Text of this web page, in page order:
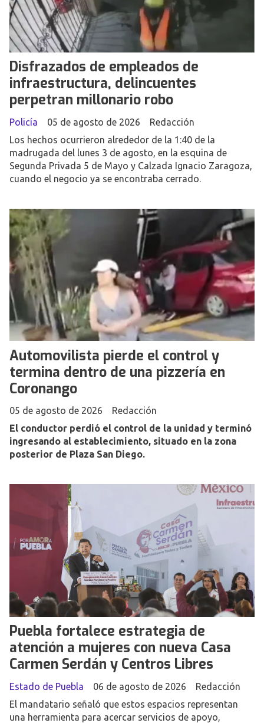
Disfrazados de empleados de
infraestructura, delincuentes
perpetran millonario robo
Redacción
Policía
05 de agosto de 2026
Los hechos ocurrieron alrededor de la 1:40 de la
madrugada del lunes 3 de agosto, en la esquina de
Segunda Privada 5 de Mayo y Calzada Ignacio Zaragoza,
cuando el negocio ya se encontraba cerrado.
Automovilista pierde el control y
termina dentro de una pizzería en
Coronango
Redacción
05 de agosto de 2026
El conductor perdió el control de la unidad y terminó
ingresando al establecimiento, situado en la zona
posterior de Plaza San Diego.
Puebla fortalece estrategia de
atención a mujeres con nueva Casa
Carmen Serdán y Centros Libres
Redacción
Estado de Puebla
06 de agosto de 2026
El mandatario señaló que estos espacios representan
una herramienta para acercar servicios de apoyo,